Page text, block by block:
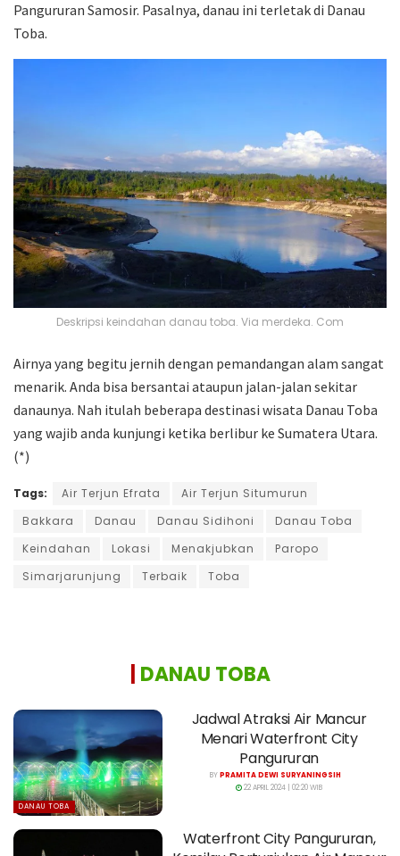
Pangururan Samosir. Pasalnya, danau ini terletak di Danau
Toba.
Deskripsi keindahan danau toba. Via merdeka. Com
Airnya yang begitu jernih dengan pemandangan alam sangat
menarik. Anda bisa bersantai ataupun jalan-jalan sekitar
danaunya. Nah itulah beberapa destinasi wisata Danau Toba
yang wajib anda kunjungi ketika berlibur ke Sumatera Utara.
(*)
Tags: Air Terjun Efrata
Air Terjun Situmurun
Bakkara
Danau Danau Sidihoni
Danau Toba
Keindahan
Lokasi Menakjubkan
Paropo
Simarjarunjung
Terbaik Toba
DANAU TOBA
DANAU TOBA
Jadwal Atraksi Air Mancur
Menari Waterfront City
Pangururan
BYPRAMITA DEWI SURYANINGSIH
22 APRIL 2024 | 02:20 WIB
Waterfront City Pangururan,